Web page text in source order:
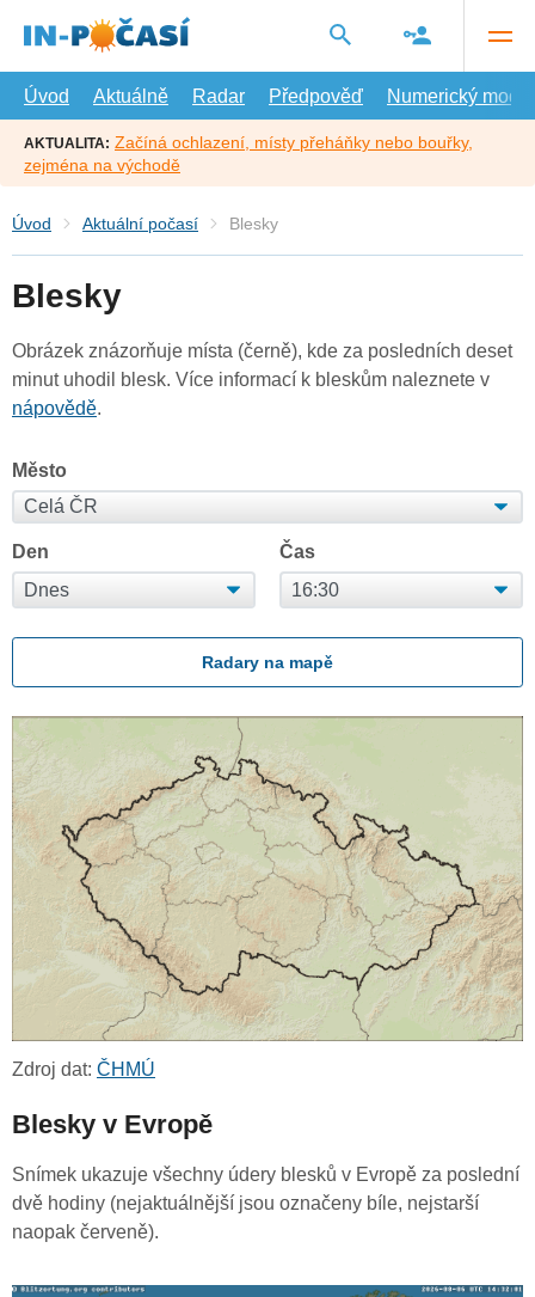
hlavní
Úvod
Aktuálně Radar Předpověď Numerický model
AKTUALITA: Začíná ochlazení, místy přeháňky nebo bouřky,
zejména na východě
Úvod Aktuální počasí Blesky
Blesky
Obrázek znázorňuje místa (černě), kde za posledních deset
minut uhodil blesk. Více informací k bleskům naleznete v
nápovědě.
Město
Den Čas
Radary na mapě
Zdroj dat: ČHMÚ
Blesky v Evropě
Snímek ukazuje všechny údery blesků v Evropě za poslední
dvě hodiny (nejaktuálnější jsou označeny bíle, nejstarší
naopak červeně).